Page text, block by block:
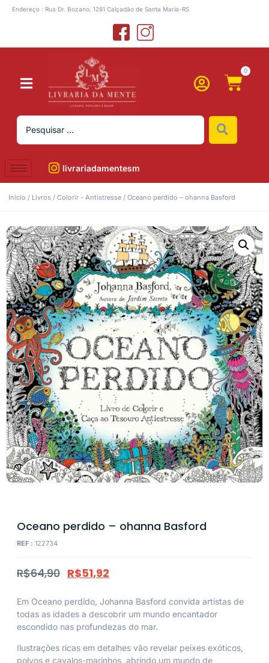
Endereço : Rua Dr. Bozano, 1281 Calçadão de Santa Maria-RS
0
livrariadamentesm
Início / Livros / Colorir - Antistresse / Oceano perdido – ohanna Basford
Oceano perdido – ohanna Basford
REF : 122734
R$64,90 R$51,92
Em Oceano perdido, Johanna Basford convida artistas de
todas as idades a descobrir um mundo encantador
escondido nas profundezas do mar.
Ilustrações ricas em detalhes vão revelar peixes exóticos,
polvos e cavalos-marinhos, abrindo um mundo de